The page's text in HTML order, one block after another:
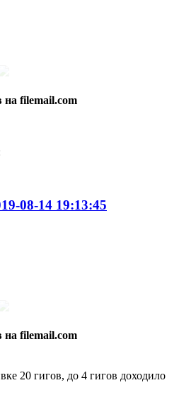
filemail.com
08-14 19:13:45
filemail.com
20 гигов, до 4 гигов доходило